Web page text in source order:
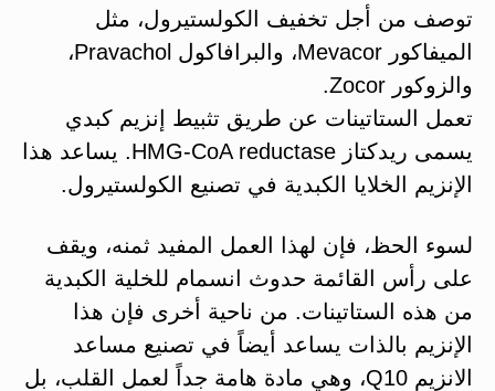
توصف من أجل تخفيف الكولستيرول، مثل
الميفاكور Mevacor، والبرافاكول Pravachol،
والزوكور Zocor.
تعمل الستاتينات عن طريق تثبيط إنزيم كبدي
يسمى ريدكتاز HMG-CoA reductase. يساعد هذا
الإنزيم الخلايا الكبدية في تصنيع الكولستيرول.
لسوء الحظ، فإن لهذا العمل المفيد ثمنه، ويقف
على رأس القائمة حدوث انسمام للخلية الكبدية
من هذه الستاتينات. من ناحية أخرى فإن هذا
الإنزيم بالذات يساعد أيضاً في تصنيع مساعد
الانزيم Q10، وهي مادة هامة جداً لعمل القلب، بل